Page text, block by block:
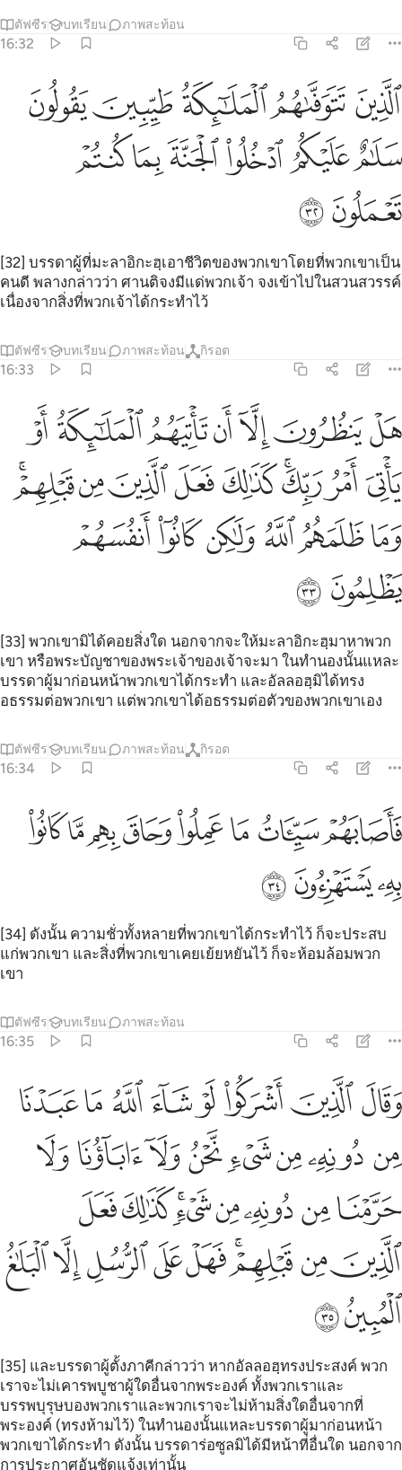
ตัฟซีร บทเรียน ภาพสะท้อน
16:32
الذين تتوفاهم الملايكة طيبين يقولون سلام عليكم ادخلوا الجنة بما كنتم
ٱلَّذِينَ تَتَوَفَّىٰهُمُ ٱلْمَلَـٰٓئِكَةُ طَيِّبِينَ ۙ يَقُولُونَ سَلَـٰمٌ عَلَيْكُمُ ٱدْخُلُوا۟ ٱلْجَنَّةَ
ﲥﲦﲧﲨﲩ
ﲪﲫﲬﲭﲮﲯ
ﲰﲱ
[32] บรรดาผู้ที่มะลาอิกะฮฺเอาชีวิตของพวกเขาโดยที่พวกเขาเป็น
คนดี พลางกล่าวว่า ศานติจงมีแด่พวกเจ้า จงเข้าไปในสวนสวรรค์
เนื่องจากสิ่งที่พวกเจ้าได้กระทำไว้
ตัฟซีร บทเรียน ภาพสะท้อน กิรอต
16:33
هل ينظرون الا ان تاتيهم الملايكة او ياتي امر ربك كذالك فعل الذين
هَلْ يَنظُرُونَ إِلَّآ أَن تَأْتِيَهُمُ ٱلْمَلَـٰٓئِكَةُ أَوْ يَأْتِىَ أَمْرُ رَبِّكَ ۚ كَذَٰلِكَ فَعَلَ
ﲲﲳﲴﲵﲶﲷﲸ
ﲹﲺﲻﲼﲽﲾﲿﳀﳁﳂ
ﳃﳄﳅﳆﳇﳈ
ﳉ ﳊ
[33] พวกเขามิได้คอยสิ่งใด นอกจากจะให้มะลาอิกะฮฺมาหาพวก
เขา หรือพระบัญชาของพระเจ้าของเจ้าจะมา ในทำนองนั้นแหละ
บรรดาผู้มาก่อนหน้าพวกเขาได้กระทำ และอัลลอฮฺมิได้ทรง
อธรรมต่อพวกเขา แต่พวกเขาได้อธรรมต่อตัวของพวกเขาเอง
ตัฟซีร บทเรียน ภาพสะท้อน กิรอต
16:34
فاصابهم سييات ما عملوا وحاق بهم ما كانوا به يستهزيون ٣٤
فَأَصَابَهُمْ سَيِّـَٔاتُ مَا عَمِلُوا۟ وَحَاقَ بِهِم مَّا كَانُوا۟ بِهِۦ يَسْتَهْزِءُونَ ٣٤
ﳋﳌﳍﳎﳏﳐﳑﳒ
ﳓﳔﳕ
[34] ดังนั้น ความชั่วทั้งหลายที่พวกเขาได้กระทำไว้ ก็จะประสบ
แก่พวกเขา และสิ่งที่พวกเขาเคยเย้ยหยันไว้ ก็จะห้อมล้อมพวก
เขา
ตัฟซีร บทเรียน ภาพสะท้อน
16:35
وقال الذين اشركوا لو شاء الله ما عبدنا من دونه من شيء نحن ولا
وَقَالَ ٱلَّذِينَ أَشْرَكُوا۟ لَوْ شَآءَ ٱللَّهُ مَا عَبَدْنَا مِن دُونِهِۦ مِن
ﱁﱂﱃﱄﱅﱆ ﱇﱈ
ﱉﱊﱋﱌﱍﱎﱏﱐ
ﱑﱒﱓﱔﱕﱖﱗﱘ
ﱙﱚﱛﱜﱝﱞﱟﱠﱡ
ﱢﱣ
[35] และบรรดาผู้ตั้งภาคีกล่าวว่า หากอัลลอฮฺทรงประสงค์ พวก
เราจะไม่เคารพบูชาผู้ใดอื่นจากพระองค์ ทั้งพวกเราและ
บรรพบุรุษบองพวกเราและพวกเราจะไม่ห้ามสิ่งใดอื่นจากที่
พระองค์ (ทรงห้ามไว้) ในทำนองนั้นแหละบรรดาผู้มาก่อนหน้า
พวกเขาได้กระทำ ดังนั้น บรรดาร่อซูลมิได้มีหน้าที่อื่นใด นอกจาก
การประกาศอันชัดแจ้งเท่านั้น